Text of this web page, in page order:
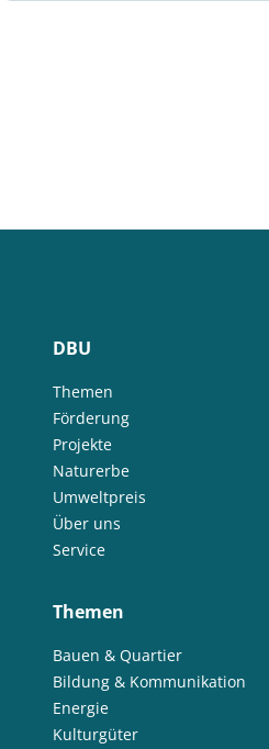
DBU
Themen
Förderung
Projekte
Naturerbe
Umweltpreis
Über uns
Service
Themen
Bauen & Quartier
Bildung & Kommunikation
Energie
Kulturgüter